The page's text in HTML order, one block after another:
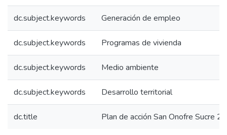
dc.subject.keywords Generación de empleo
dc.subject.keywords Programas de vivienda
dc.subject.keywords Medio ambiente
dc.subject.keywords Desarrollo territorial
dc.title Plan de acción San Onofre Sucre